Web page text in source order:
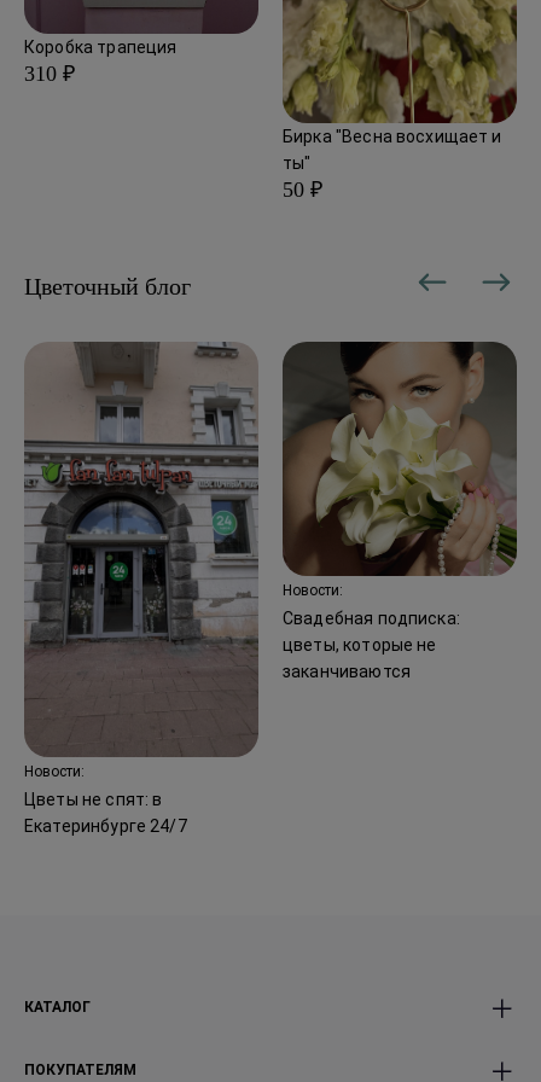
Коробка трапеция
310 ₽
Бирка "Весна восхищает и
ты"
50 ₽
Новости:
Цветы не спят: в
Екатеринбурге 24/7
Новости:
Свадебная подписка:
цветы, которые не
заканчиваются
Цветочный блог
КАТАЛОГ
ПОКУПАТЕЛЯМ